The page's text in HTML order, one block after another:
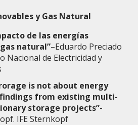
y Gas Natural
de las energías
natural”–Eduardo Preciado
Nacional de Electricidad y
is not about energy
from existing multi-
storage projects”-
IFE Sternkopf